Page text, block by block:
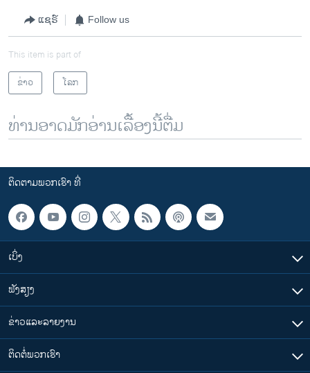
ແຊຣ໌ Follow us
This item is part of
ຂ່າວ
ໂລກ
ທ່ານອາດມັກອ່ານເລື້ອງນີ້ຕື່ມ
ຕິດຕາມພວກເຮົາ ທີ່
ເບິ່ງ
ຟັງສຽງ
ຂ່າວແລະລາຍງານ
ຕິດຕໍ່ພວກເຮົາ